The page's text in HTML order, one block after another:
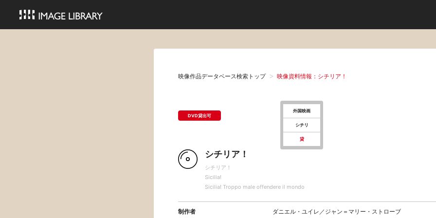
映像作品データベース検索トップ 映像資料情報：シチリア！
DVD貸出可
外国映画
シチリ
貸
シチリア！
シチリア！
Sicilia!
Sicilia! Troppo male offendere il mondo
制作者 ダニエル・ユイレ／ジャン＝マリー・ストローブ